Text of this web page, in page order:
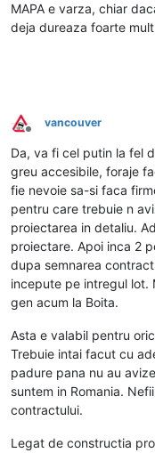
MAPA e varza, chiar
deja dureaza foarte
Deconectat
vancouver
Da, va fi cel putin la fel
greu accesibile, foraje
fie nevoie sa-si faca
pentru care trebuie n
proiectarea in detaliu.
proiectare. Apoi inca 2
dupa semnarea
incepute pe intregul lot.
gen acum la Boita.
Asta e valabil pentru
Trebuie intai facut cu
padure pana nu au
suntem in Romania.
contractului.
Legat de constructia